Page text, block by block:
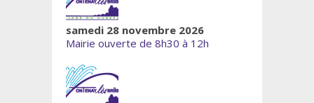
samedi 28 novembre 2026
Mairie ouverte de 8h30 à 12h